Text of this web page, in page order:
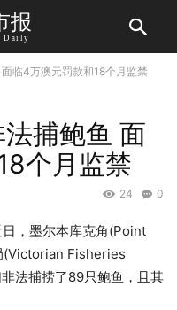
报
Daily
临4万澳元罚款和18个月监禁
捕鲍鱼 面
个月监禁
0
24
，墨尔本库克角(Point
(Victorian Fisheries
法捕捞了89只鲍鱼，且其